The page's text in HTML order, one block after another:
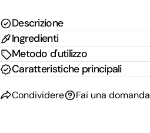
Descrizione
Ingredienti
Metodo d'utilizzo
Caratteristiche principali
Condividere Fai una domanda